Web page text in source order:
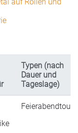
Typen (nach
Dauer und
Tageslage)
Feierabendtour